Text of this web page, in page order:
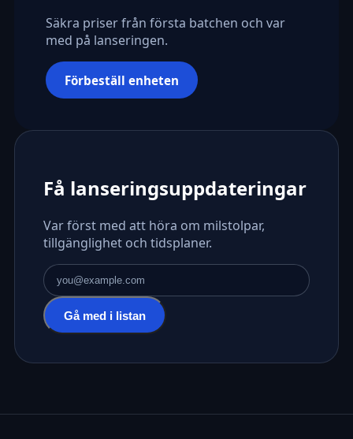
Säkra priser från första batchen och var
med på lanseringen.
Förbeställ enheten
Få lanseringsuppdateringar
Var först med att höra om milstolpar,
tillgänglighet och tidsplaner.
E-postadress
Gå med i listan